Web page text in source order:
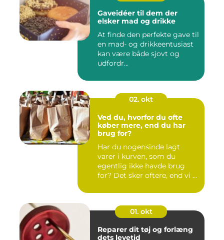
Gaveidéer til dem der
elsker mad og drikke
At finde den perfekte gave til
en mad- og drikkeentusiast
kan være både sjovt og
udfordr...
02. okt
Ved du, hvorfor du ofte
køber mere, end du har
brug for?
Har du nogensinde lagt
varer i kurven, som du
egentlig ikke havde brug
for? Det sker oftere, end vi ...
01. okt
Reparer dit tøj og forlæng
dets levetid